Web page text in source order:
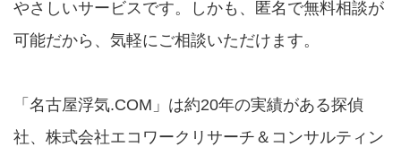
やさしいサービスです。しかも、匿名で無料相談が
可能だから、気軽にご相談いただけます。
「名古屋浮気.COM」は約20年の実績がある探偵
社、株式会社エコワークリサーチ＆コンサルティン